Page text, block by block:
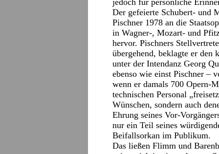
jedoch für persönliche
Der gefeierte Schubert- und
Pischner 1978 an die
in Wagner-, Mozart- und
hervor. Pischners
übergehend, beklagte er den
unter der Intendanz Georg
ebenso wie einst Pischner –
wenn er damals 700 Opern-
technischen Personal
Wünschen, sondern auch
Ehrung seines Vor-
nur ein Teil seines
Beifallsorkan im Publikum.
Das ließen Flimm und